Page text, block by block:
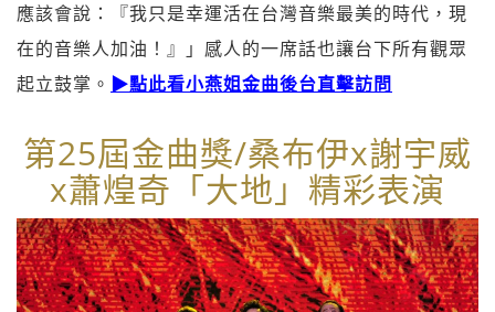
應該會說：『我只是幸運活在台灣音樂最美的時代，現
在的音樂人加油！』」感人的一席話也讓台下所有觀眾
起立鼓掌。 ▶點此看小燕姐金曲後台直擊訪問
第25屆金曲獎/桑布伊x謝宇威
x蕭煌奇「大地」精彩表演